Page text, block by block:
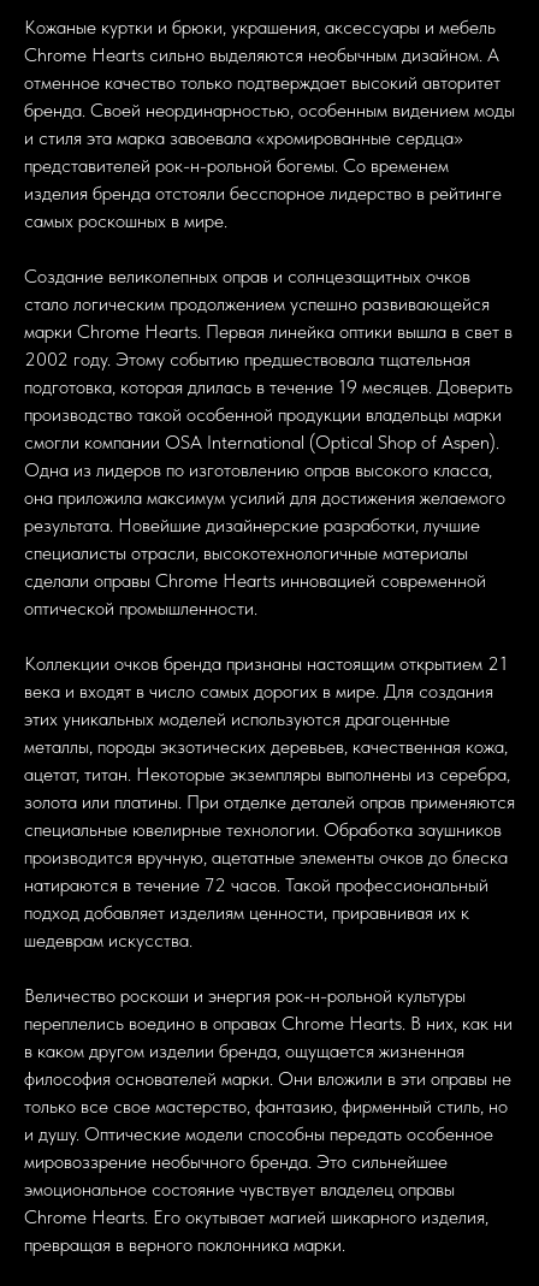
Кожаные куртки и брюки, украшения, аксессуары и мебель
Chrome Hearts сильно выделяются необычным дизайном. А
отменное качество только подтверждает высокий авторитет
бренда. Своей неординарностью, особенным видением моды
и стиля эта марка завоевала «хромированные сердца»
представителей рок-н-рольной богемы. Со временем
изделия бренда отстояли бесспорное лидерство в рейтинге
самых роскошных в мире.
Создание великолепных оправ и солнцезащитных очков
стало логическим продолжением успешно развивающейся
марки Chrome Hearts. Первая линейка оптики вышла в свет в
2002 году. Этому событию предшествовала тщательная
подготовка, которая длилась в течение 19 месяцев. Доверить
производство такой особенной продукции владельцы марки
смогли компании OSA International (Optical Shop of Aspen).
Одна из лидеров по изготовлению оправ высокого класса,
она приложила максимум усилий для достижения желаемого
результата. Новейшие дизайнерские разработки, лучшие
специалисты отрасли, высокотехнологичные материалы
сделали оправы Chrome Hearts инновацией современной
оптической промышленности.
Коллекции очков бренда признаны настоящим открытием 21
века и входят в число самых дорогих в мире. Для создания
этих уникальных моделей используются драгоценные
металлы, породы экзотических деревьев, качественная кожа,
ацетат, титан. Некоторые экземпляры выполнены из серебра,
золота или платины. При отделке деталей оправ применяются
специальные ювелирные технологии. Обработка заушников
производится вручную, ацетатные элементы очков до блеска
натираются в течение 72 часов. Такой профессиональный
подход добавляет изделиям ценности, приравнивая их к
шедеврам искусства.
Величество роскоши и энергия рок-н-рольной культуры
переплелись воедино в оправах Chrome Hearts. В них, как ни
в каком другом изделии бренда, ощущается жизненная
философия основателей марки. Они вложили в эти оправы не
только все свое мастерство, фантазию, фирменный стиль, но
и душу. Оптические модели способны передать особенное
мировоззрение необычного бренда. Это сильнейшее
эмоциональное состояние чувствует владелец оправы
Chrome Hearts. Его окутывает магией шикарного изделия,
превращая в верного поклонника марки.